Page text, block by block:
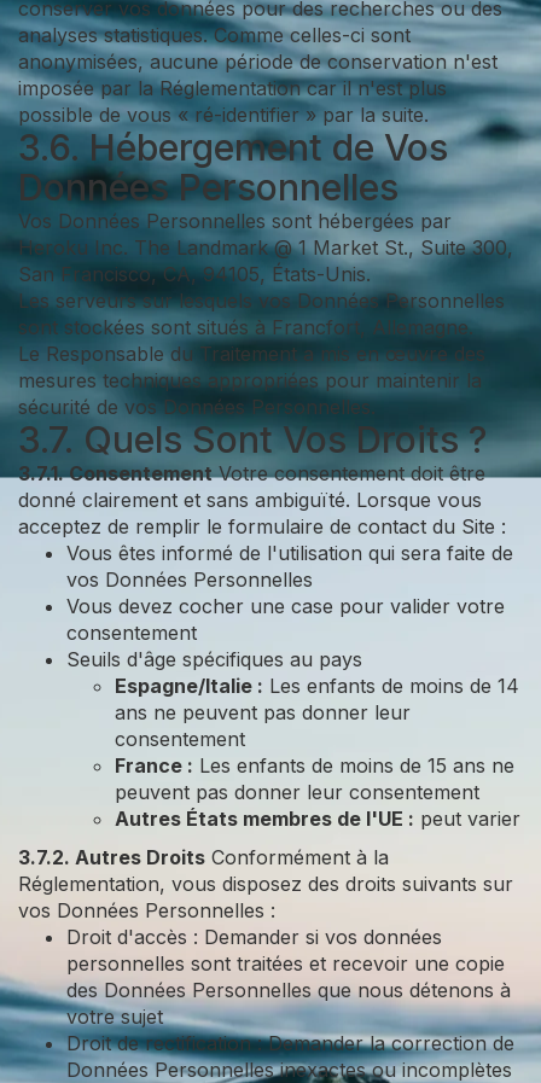
conserver vos données pour des recherches ou des
analyses statistiques. Comme celles-ci sont
anonymisées, aucune période de conservation n'est
imposée par la Réglementation car il n'est plus
possible de vous « ré-identifier » par la suite.
3.6. Hébergement de Vos
Données Personnelles
Vos Données Personnelles sont hébergées par
Heroku Inc. The Landmark @ 1 Market St., Suite 300,
San Francisco, CA, 94105, États-Unis.
Les serveurs sur lesquels vos Données Personnelles
sont stockées sont situés à Francfort, Allemagne.
Le Responsable du Traitement a mis en œuvre des
mesures techniques appropriées pour maintenir la
sécurité de vos Données Personnelles.
3.7. Quels Sont Vos Droits ?
3.7.1. ConsentementVotre consentement doit être
donné clairement et sans ambiguïté. Lorsque vous
acceptez de remplir le formulaire de contact du Site :
Vous êtes informé de l'utilisation qui sera faite de
vos Données Personnelles
Vous devez cocher une case pour valider votre
consentement
Seuils d'âge spécifiques au pays
Espagne/Italie : Les enfants de moins de 14
ans ne peuvent pas donner leur
consentement
France : Les enfants de moins de 15 ans ne
peuvent pas donner leur consentement
Autres États membres de l'UE : peut varier
3.7.2. Autres Droits Conformément à la
Réglementation, vous disposez des droits suivants sur
vos Données Personnelles :
Droit d'accès : Demander si vos données
personnelles sont traitées et recevoir une copie
des Données Personnelles que nous détenons à
votre sujet
Droit de rectification : Demander la correction de
Données Personnelles inexactes ou incomplètes